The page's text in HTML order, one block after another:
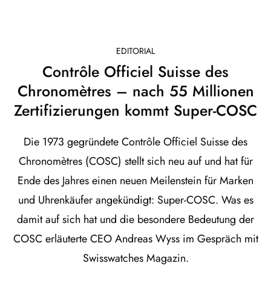
EDITORIAL
Contrôle Officiel Suisse des
Chronomètres – nach 55 Millionen
Zertifizierungen kommt Super-COSC
Die 1973 gegründete Contrôle Officiel Suisse des
Chronomètres (COSC) stellt sich neu auf und hat für
Ende des Jahres einen neuen Meilenstein für Marken
und Uhrenkäufer angekündigt: Super-COSC. Was es
damit auf sich hat und die besondere Bedeutung der
COSC erläuterte CEO Andreas Wyss im Gespräch mit
Swisswatches Magazin.